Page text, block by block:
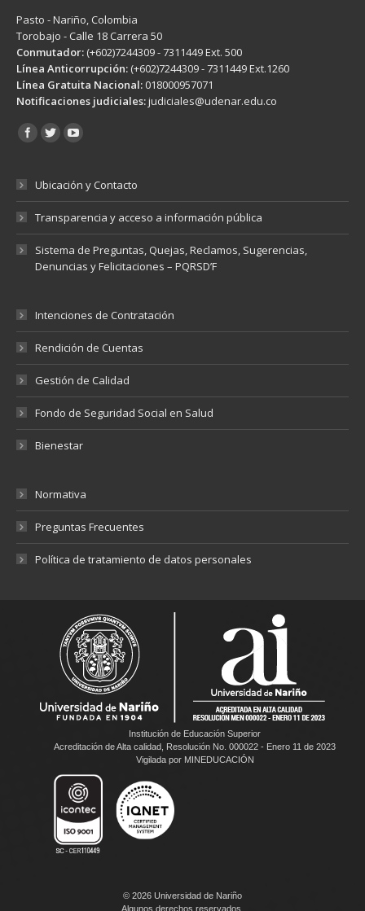
Pasto - Nariño, Colombia
Torobajo - Calle 18 Carrera 50
Conmutador: (+602)7244309 - 7311449 Ext. 500
Línea Anticorrupción: (+602)7244309 - 7311449 Ext.1260
Línea Gratuita Nacional: 018000957071
Notificaciones judiciales:judiciales@udenar.edu.co
Encuéntranos en:
Ubicación y Contacto
Transparencia y acceso a información pública
Sistema de Preguntas, Quejas, Reclamos, Sugerencias,
Denuncias y Felicitaciones – PQRSD’F
Intenciones de Contratación
Rendición de Cuentas
Gestión de Calidad
Fondo de Seguridad Social en Salud
Bienestar
Normativa
Preguntas Frecuentes
Política de tratamiento de datos personales
Institución de Educación Superior
Acreditación de Alta calidad, Resolución No. 000022 - Enero 11 de 2023
Vigilada por MINEDUCACIÓN
© 2026 Universidad de Nariño
Algunos derechos reservados.